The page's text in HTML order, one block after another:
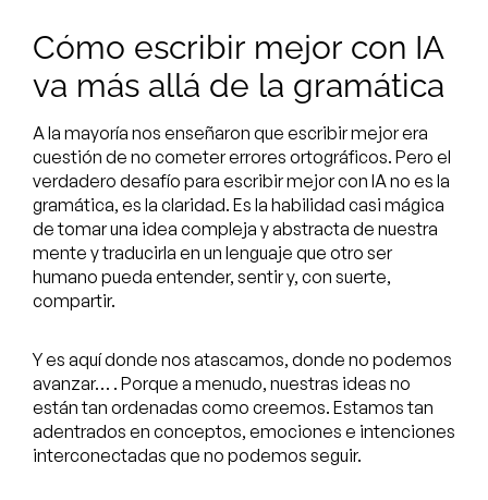
Cómo escribir mejor con IA
va más allá de la gramática
A la mayoría nos enseñaron que escribir mejor era
cuestión de no cometer errores ortográficos. Pero el
verdadero desafío para escribir mejor con IA no es la
gramática, es la claridad. Es la habilidad casi mágica
de tomar una idea compleja y abstracta de nuestra
mente y traducirla en un lenguaje que otro ser
humano pueda entender, sentir y, con suerte,
compartir.
Y es aquí donde nos atascamos, donde no podemos
avanzar… . Porque a menudo, nuestras ideas no
están tan ordenadas como creemos. Estamos tan
adentrados en conceptos, emociones e intenciones
interconectadas que no podemos seguir.